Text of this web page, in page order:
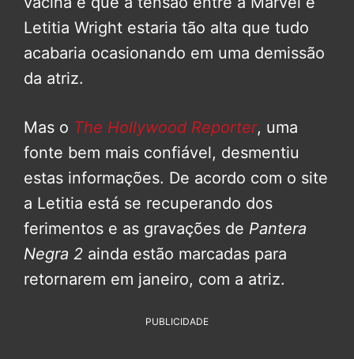
Letitia Wright estaria tão alta que tudo
acabaria ocasionando em uma demissão
da atriz.
Mas o The Hollywood Reporter, uma
fonte bem mais confiável, desmentiu
estas informações. De acordo com o site
a Letitia está se recuperando dos
ferimentos e as gravações de Pantera
Negra 2 ainda estão marcadas para
retornarem em janeiro, com a atriz.
PUBLICIDADE